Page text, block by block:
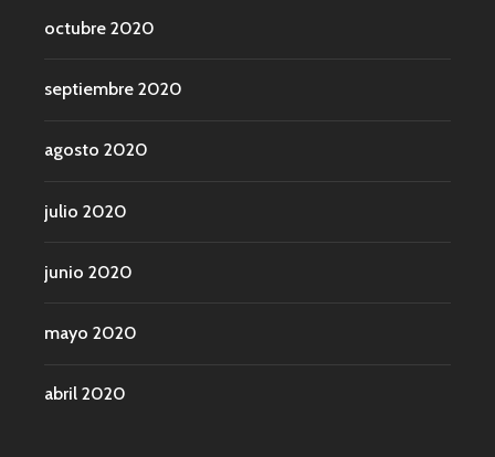
octubre 2020
septiembre 2020
agosto 2020
julio 2020
junio 2020
mayo 2020
abril 2020